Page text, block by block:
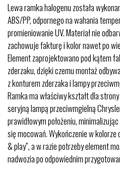
Lewa ramka halogenu została
ABS/PP, odpornego na wahania
promieniowanie UV. Materiał nie
zachowuje fakturę i kolor nawet po
Element zaprojektowano pod kątem
zderzaku, dzięki czemu montaż
z konturem zderzaka i lampy
Ramka ma właściwy kształt dla
seryjną lampą przeciwmgielną
prawidłowym położeniu,
się mocowań. Wykończenie w
& play”, a w razie potrzeby element
nadwozia po odpowiednim